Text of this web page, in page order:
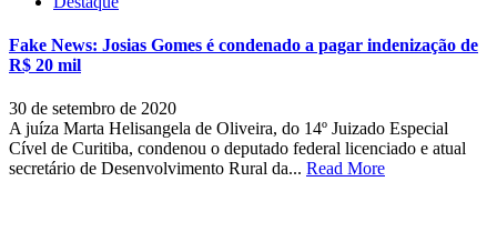
Fake News: Josias Gomes é condenado a pagar indenização de
R$ 20 mil
30 de setembro de 2020
A juíza Marta Helisangela de Oliveira, do 14º Juizado Especial
Cível de Curitiba, condenou o deputado federal licenciado e atual
secretário de Desenvolvimento Rural da... Read More